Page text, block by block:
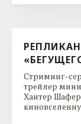
Стриминг-
трейлер
Хантер